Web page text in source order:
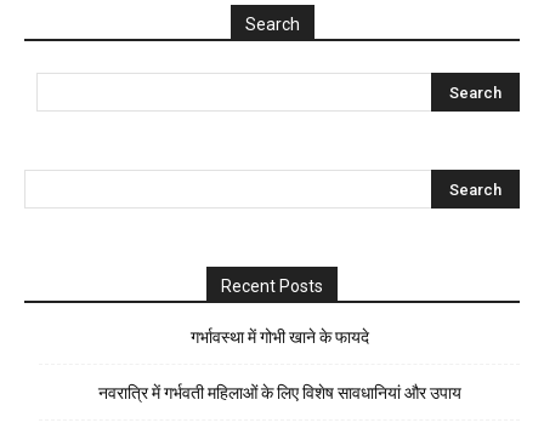
Search
Recent Posts
गर्भावस्था में गोभी खाने के फायदे
नवरात्रि में गर्भवती महिलाओं के लिए विशेष सावधानियां और उपाय